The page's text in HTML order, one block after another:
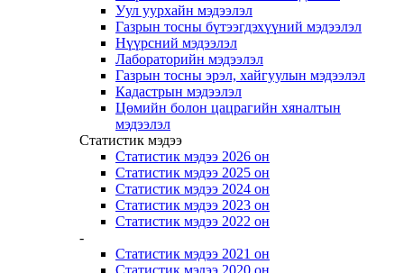
Уул уурхайн мэдээлэл
Газрын тосны бүтээгдэхүүний мэдээлэл
Нүүрсний мэдээлэл
Лабораторийн мэдээлэл
Газрын тосны эрэл, хайгуулын мэдээлэл
Кадастрын мэдээлэл
Цөмийн болон цацрагийн хяналтын
мэдээлэл
Статистик мэдээ
Статистик мэдээ 2026 он
Статистик мэдээ 2025 он
Статистик мэдээ 2024 он
Статистик мэдээ 2023 он
Статистик мэдээ 2022 он
-
Статистик мэдээ 2021 он
Статистик мэдээ 2020 он